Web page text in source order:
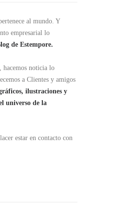
al mundo. Y
empresarial lo
de Estempore.
hacemos noticia lo
a Clientes y amigos
ilustraciones y
universo de la
estar en contacto con